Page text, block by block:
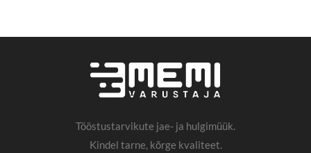
Tööstustarvikute jae- ja hulgimüük.
Kindel tarne, kõrge kvaliteet.